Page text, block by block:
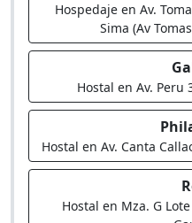
Hospedaje en Av.
Sima (Av
Hostal en Av. Peru
Hostal en Av. Canta
Hostal en Mza. G